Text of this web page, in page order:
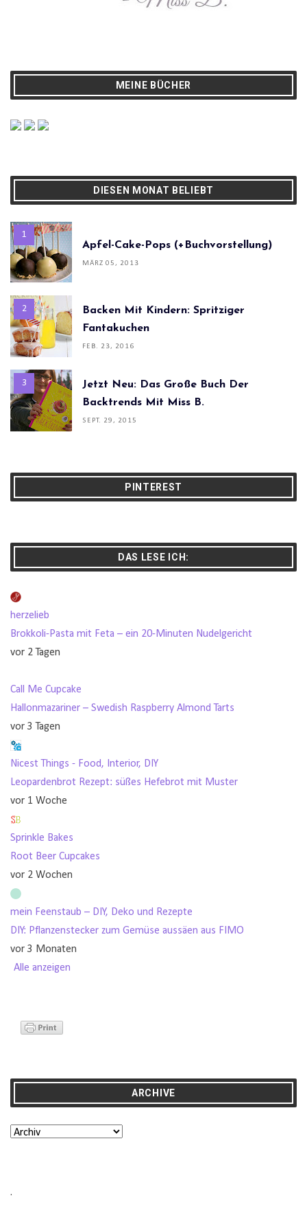
MEINE BÜCHER
DIESEN MONAT BELIEBT
Apfel-Cake-Pops (+Buchvorstellung)
MÄRZ 05, 2013
Backen Mit Kindern: Spritziger
Fantakuchen
FEB. 23, 2016
Jetzt Neu: Das Große Buch Der
Backtrends Mit Miss B.
SEPT. 29, 2015
PINTEREST
DAS LESE ICH:
herzelieb
Brokkoli-Pasta mit Feta – ein 20-Minuten Nudelgericht
vor 2 Tagen
Call Me Cupcake
Hallonmazariner – Swedish Raspberry Almond Tarts
vor 3 Tagen
Nicest Things - Food, Interior, DIY
Leopardenbrot Rezept: süßes Hefebrot mit Muster
vor 1 Woche
Sprinkle Bakes
Root Beer Cupcakes
vor 2 Wochen
mein Feenstaub – DIY, Deko und Rezepte
DIY: Pflanzenstecker zum Gemüse aussäen aus FIMO
vor 3 Monaten
Alle anzeigen
ARCHIVE
.